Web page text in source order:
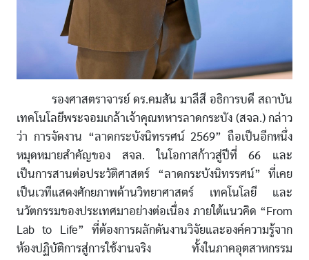
รองศาสตราจารย์ ดร.คมสัน มาลีสี อธิการบดี สถาบัน
เทคโนโลยีพระจอมเกล้าเจ้าคุณทหารลาดกระบัง (สจล.) กล่าว
ว่า การจัดงาน “ลาดกระบังนิทรรศน์ 2569” ถือเป็นอีกหนึ่ง
หมุดหมายสำคัญของ สจล. ในโอกาสก้าวสู่ปีที่ 66 และ
เป็นการสานต่อประวัติศาสตร์ “ลาดกระบังนิทรรศน์” ที่เคย
เป็นเวทีแสดงศักยภาพด้านวิทยาศาสตร์ เทคโนโลยี และ
นวัตกรรมของประเทศมาอย่างต่อเนื่อง ภายใต้แนวคิด “From
Lab to Life” ที่ต้องการผลักดันงานวิจัยและองค์ความรู้จาก
ห้องปฏิบัติการสู่การใช้งานจริง ทั้งในภาคอุตสาหกรรม